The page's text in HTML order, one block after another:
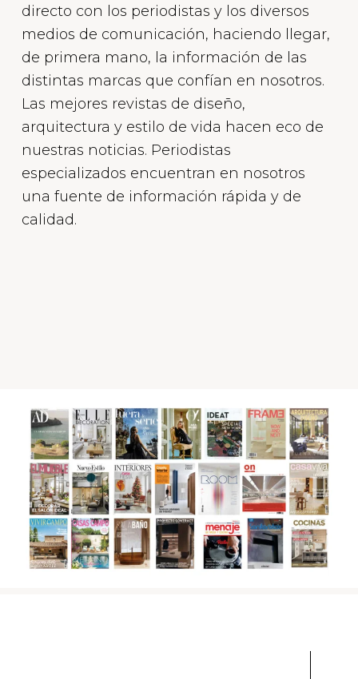
directo con los periodistas y los diversos
medios de comunicación, haciendo llegar,
de primera mano, la información de las
distintas marcas que confían en nosotros.
Las mejores revistas de diseño,
arquitectura y estilo de vida hacen eco de
nuestras noticias. Periodistas
especializados encuentran en nosotros
una fuente de información rápida y de
calidad.